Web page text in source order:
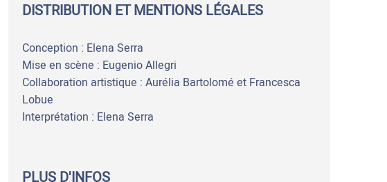
DISTRIBUTION ET MENTIONS LÉGALES
Conception : Elena Serra
Mise en scène : Eugenio Allegri
Collaboration artistique : Aurélia Bartolomé et Francesca
Lobue
Interprétation : Elena Serra
PLUS D'INFOS